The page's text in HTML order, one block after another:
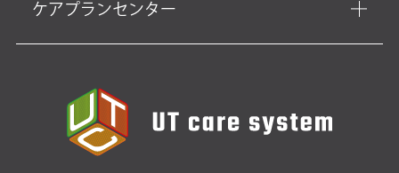
ケアプランセンター